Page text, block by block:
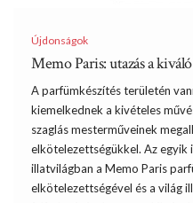
Újdonságok
Memo Paris: utazás a
A parfümkészítés területén
kiemelkednek a kivételes
szaglás mesterműveinek
elkötelezettségükkel. Az egyik
illatvilágban a Memo Paris
elkötelezettségével és a világ